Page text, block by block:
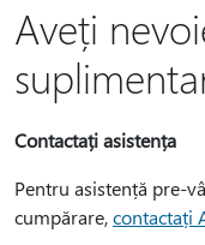
Aveți
Contactați asistența
Pentru asistență pre-
cumpărare,contactați